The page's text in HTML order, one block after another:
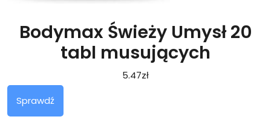
Bodymax Świeży Umysł 20
tabl musujących
5.47zł
Sprawdź